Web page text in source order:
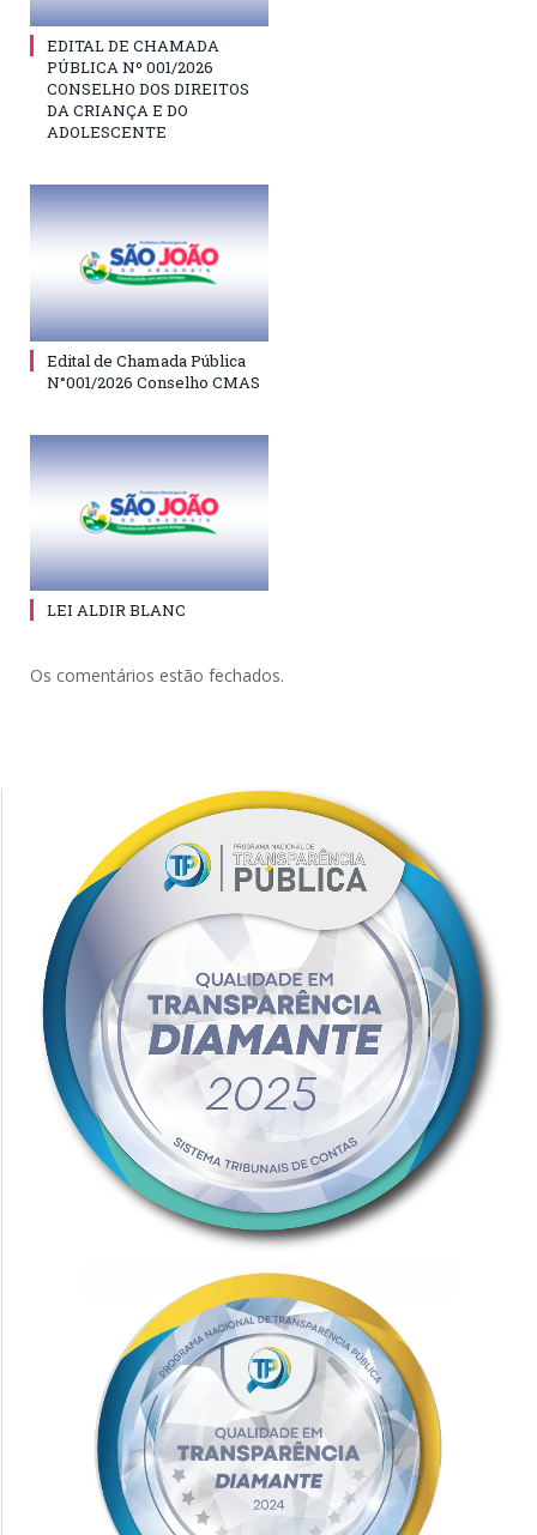
EDITAL DE CHAMADA
PÚBLICA Nº 001/2026
CONSELHO DOS DIREITOS
DA CRIANÇA E DO
ADOLESCENTE
Edital de Chamada Pública
N°001/2026 Conselho CMAS
LEI ALDIR BLANC
Os comentários estão fechados.